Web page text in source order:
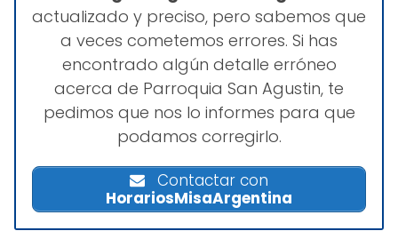
actualizado y preciso, pero sabemos que
a veces cometemos errores. Si has
encontrado algún detalle erróneo
acerca de Parroquia San Agustin, te
pedimos que nos lo informes para que
podamos corregirlo.
Contactar con
HorariosMisaArgentina